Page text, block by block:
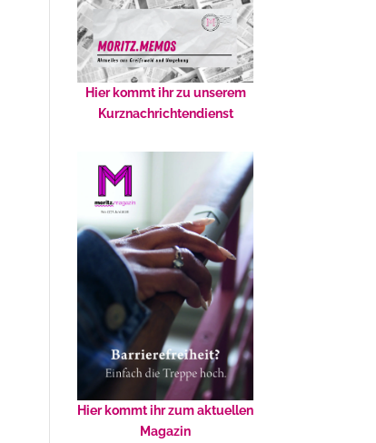
Hier kommt ihr zu unserem
Kurznachrichtendienst
Hier kommt ihr zum aktuellen
Magazin